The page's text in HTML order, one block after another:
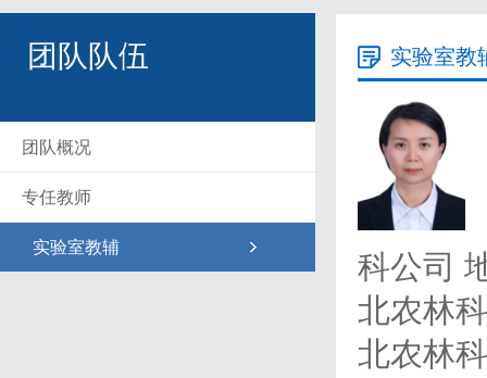
团队队伍
团队概况
专任教师
实验室教辅
实验室教
科公司
北农林
北农林